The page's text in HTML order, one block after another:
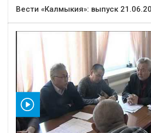
Вести «Калмыкия»: выпуск